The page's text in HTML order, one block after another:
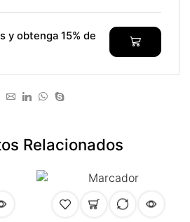
y obtenga 15% de
Relacionados